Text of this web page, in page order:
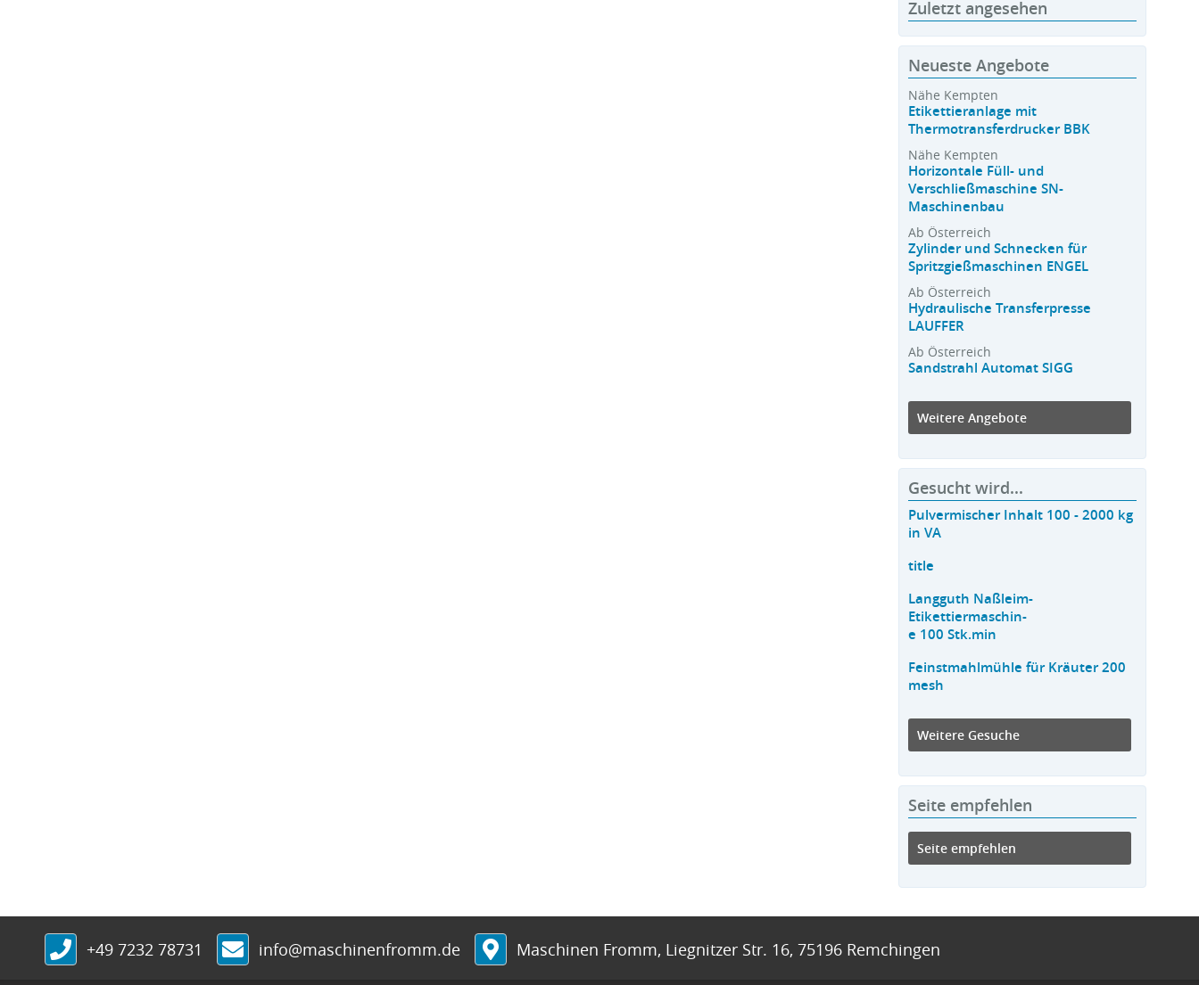
Zuletzt angesehen
Neueste Angebote
Nähe Kempten
Etikettieranlage mit
Thermotransferdrucker BBK
Nähe Kempten
Horizontale Füll- und
Verschließmaschine SN-
Maschinenbau
Ab Österreich
Zylinder und Schnecken für
Spritzgießmaschinen ENGEL
Ab Österreich
Hydraulische Transferpresse
LAUFFER
Ab Österreich
Sandstrahl Automat SIGG
Weitere Angebote
Gesucht wird...
Pulvermischer Inhalt 100 - 2000 kg
in VA
title
Langguth Naßleim-
Etikettiermaschin-
e 100 Stk.min
Feinstmahlmühle für Kräuter 200
mesh
Weitere Gesuche
Seite empfehlen
Seite empfehlen
+49 7232 78731 info@maschinenfromm.de Maschinen Fromm, Liegnitzer Str. 16, 75196 Remchingen